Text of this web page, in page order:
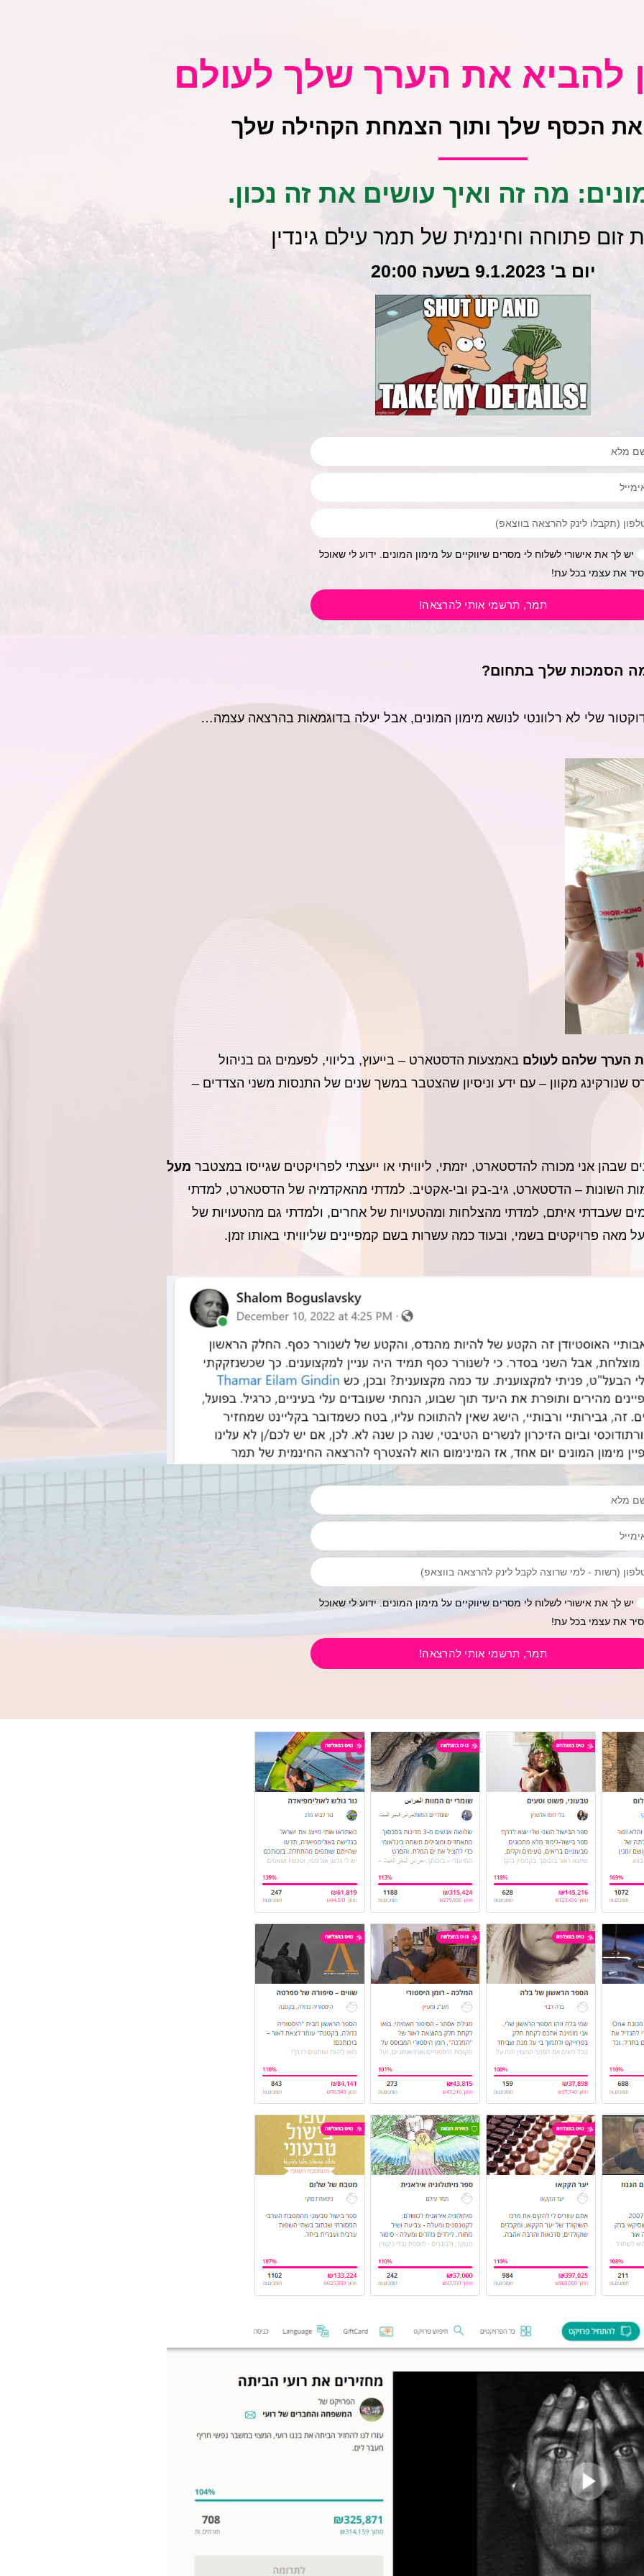
להביא את הערך שלך לעולם
את הכסף שלך ותוך הצמחת הקהילה שלך
מה זה ואיך עושים את זה נכון.
זום פתוחה וחינמית של תמר עילם גינדין
יום ב' 9.1.2023 בשעה 20:00
יש לך את אישורי לשלוח לי מסרים שיווקיים על מימון המונים. ידוע לי שאוכל
את עצמי בכל עת!
תמר, תרשמי אותי להרצאה!
הסמכות שלך בתחום?
שלי לא רלוונטי לנושא מימון המונים, אבל יעלה בדוגמאות בהרצאה עצמה…
הערך שלהם לעולם באמצעות הדסטארט – בייעוץ, בליווי, לפעמים גם בניהול
שנורקינג מקוון – עם ידע וניסיון שהצטבר במשך שנים של התנסות משני הצדדים –
אני מכורה להדסטארט, יזמתי, ליוויתי או ייעצתי לפרויקטים שגייסו במצטבר מעל
השונות – הדסטארט, גיב-בק ובי-אקטיב. למדתי מהאקדמיה של הדסטארט, למדתי
שעבדתי איתם, למדתי מהצלחות ומהטעויות של אחרים, ולמדתי גם מהטעויות של
מאה פרויקטים בשמי, ובעוד כמה עשרות בשם קמפיינים שליוויתי באותו זמן.
יש לך את אישורי לשלוח לי מסרים שיווקיים על מימון המונים. ידוע לי שאוכל
את עצמי בכל עת!
תמר, תרשמי אותי להרצאה!